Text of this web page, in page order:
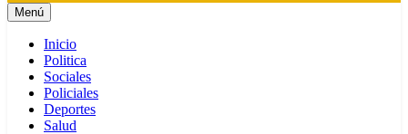
Menú
Inicio
Politica
Sociales
Policiales
Deportes
Salud